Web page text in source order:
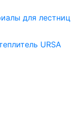
для лестниц
URSA